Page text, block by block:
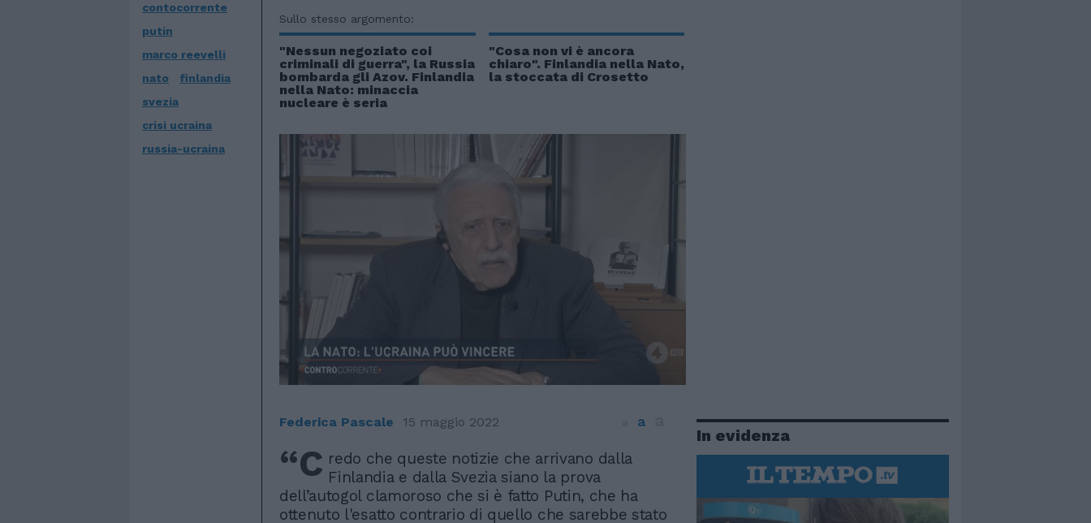
contocorrente
putin
marco reevelli
nato
finlandia
svezia
crisi ucraina
russia-ucraina
Sullo stesso argomento:
"Nessun negoziato coi
criminali di guerra", la Russia
bombarda gli Azov. Finlandia
nella Nato: minaccia
nucleare è seria
"Cosa non vi è ancora
chiaro". Finlandia nella Nato,
la stoccata di Crosetto
Federica Pascale 15 maggio 2022 a
“C redo che queste notizie che arrivano dalla
Finlandia e dalla Svezia siano la prova
dell’autogol clamoroso che si è fatto Putin, che ha
ottenuto l'esatto contrario di quello che sarebbe stato
In evidenza